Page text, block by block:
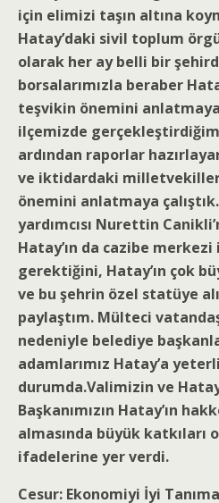
için elimizi taşın altına
Hatay’daki sivil toplum
olarak her ay belli bir
borsalarımızla beraber
teşvikin önemini anlatmaya
ilçemizde
ardından raporlar
ve iktidardaki
önemini anlatmaya
yardımcısı Nurettin
Hatay’ın da cazibe
gerektiğini, Hatay’ın çok
ve bu şehrin özel statüye
paylaştım. Mülteci
nedeniyle belediye
adamlarımız Hatay’a
durumda.Valimizin ve
Başkanımızın Hatay’ın
almasında büyük katkıları
ifadelerine yer verdi.
Cesur: Ekonomiyi İyi